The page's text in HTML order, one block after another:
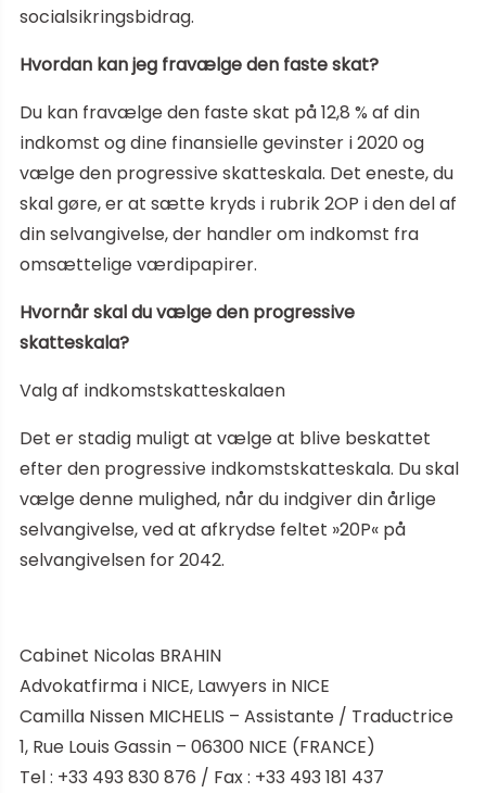
socialsikringsbidrag.
Hvordan kan jeg fravælge den faste skat?
Du kan fravælge den faste skat på 12,8 % af din
indkomst og dine finansielle gevinster i 2020 og
vælge den progressive skatteskala. Det eneste, du
skal gøre, er at sætte kryds i rubrik 2OP i den del af
din selvangivelse, der handler om indkomst fra
omsættelige værdipapirer.
Hvornår skal du vælge den progressive
skatteskala?
Valg af indkomstskatteskalaen
Det er stadig muligt at vælge at blive beskattet
efter den progressive indkomstskatteskala. Du skal
vælge denne mulighed, når du indgiver din årlige
selvangivelse, ved at afkrydse feltet »20P« på
selvangivelsen for 2042.
Cabinet Nicolas BRAHIN
Advokatfirma i NICE, Lawyers in NICE
Camilla Nissen MICHELIS – Assistante / Traductrice
1, Rue Louis Gassin – 06300 NICE (FRANCE)
Tel : +33 493 830 876 / Fax : +33 493 181 437